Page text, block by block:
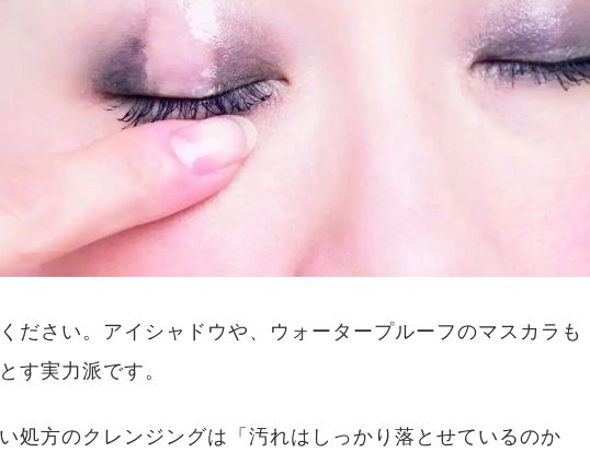
ださい。アイシャドウや、ウォータープルーフのマスカラも
す実力派です。
処方のクレンジングは「汚れはしっかり落とせているのか